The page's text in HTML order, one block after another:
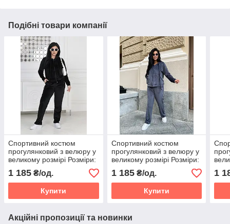
Подібні товари компанії
Спортивний костюм
прогулянковий з велюру у
великому розмірі Розміри:
46-48, 50-52, 54-56, 58-60
1 185 ₴/од.
Купити
Спортивний костюм
прогулянковий з велюру у
великому розмірі Розміри:
46-48, 50-52, 54-56, 58-60
1 185₴/од.
Купити
1
Акційні пропозиції та новинки